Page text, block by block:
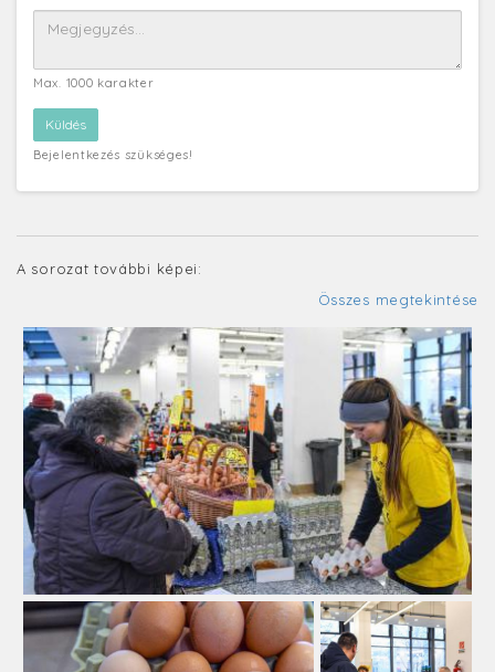
Max. 1000 karakter
Bejelentkezés szükséges!
A sorozat további képei:
Összes megtekintése